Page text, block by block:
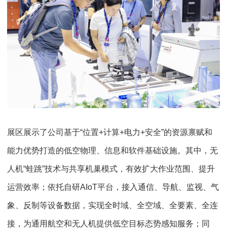
展区展示了公司基于“位置+计算+电力+安全”的资源禀赋和
能力优势打造的低空物理、信息和软件基础设施。其中，无
人机“蛙跳”技术与共享机巢模式，有效扩大作业范围、提升
运营效率；依托自研AIoT平台，接入通信、导航、监视、气
象、反制等设备数据，实现全时域、全空域、全要素、全连
接，为通用航空和无人机提供低空目标态势感知服务；同